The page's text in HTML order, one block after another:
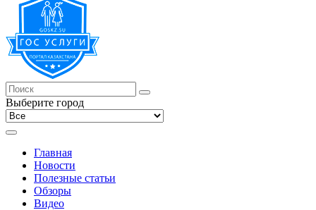
Выберите город
Главная
Новости
Полезные статьи
Обзоры
Видео